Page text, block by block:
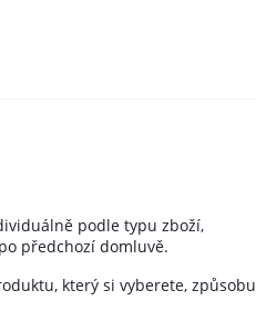
podle typu zboží,
předchozí domluvě.
který si vyberete, způsobu